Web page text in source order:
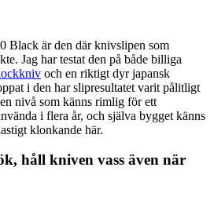
Black är den där knivslipen som
Jag har testat den på både billiga
och en riktigt dyr japansk
i den har slipresultatet varit pålitligt
nivå som känns rimlig för ett
i flera år, och själva bygget känns
klonkande här.
håll kniven vass även när